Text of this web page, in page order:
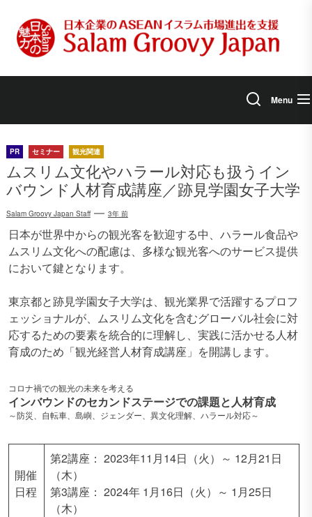
content
Menu
PR セミナー 観光関連
ムスリム文化やハラール対応も扱うイン
バウンド人材育成講座／跡見学園女子大学
Salam Groovy Japan Staff 3年 前
日本が世界中からの観光客を歓迎する中、ハラール食品や
ムスリム文化への配慮は、多様な観光客へのサービス提供
において鍵となります。
東京都と跡見学園女子大学は、観光業界で活躍するプロフ
ェッショナルが、ムスリム文化を含むグローバル社会に対
応するための要素を統合的に理解し、実践に活かせる人材
育成のため「観光経営人材育成講座」を開講します。
コロナ禍での観光の未来を考える
インバウンドのセカンドステージでの課題と人材育成
～防災、自転車、島嶼、ジェンダー、異文化理解、ハラール対応～
開催
日程
第2講座： 2023年11月14日（火）～ 12月21日
（木）
第3講座： 2024年 1月16日（火）～ 1月25日
（木）